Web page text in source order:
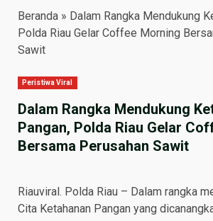
Beranda » Dalam Rangka Mendukung
Polda Riau Gelar Coffee Morning
Sawit
Peristiwa Viral
Dalam Rangka Mendukung
Pangan, Polda Riau Gelar
Bersama Perusahan Sawit
Riauviral. Polda Riau – Dalam rangka
Cita Ketahanan Pangan yang